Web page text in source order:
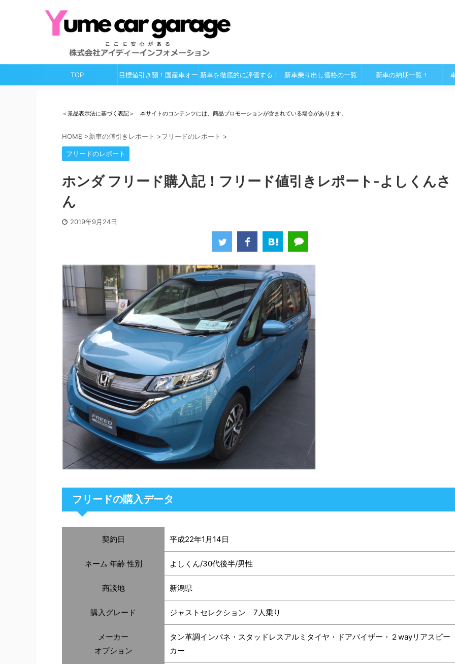
TOP 目標値引き額！国産車オー 新車を徹底的に評価する！ 新車乗り出し価格の一覧 新車の納期一覧！
＜景品表示法に基づく表記＞ 本サイトのコンテンツには、商品プロモーションが含まれている場合があります。
HOME >新車の値引きレポート >フリードのレポート >
フリードのレポート
ホンダ フリード購入記！フリード値引きレポート-よしくんさ
ん
2019年9月24日
フリードの購入データ
契約日 平成22年1月14日
ネーム 年齢 性別 よしくん/30代後半/男性
商談地 新潟県
購入グレード ジャストセレクション 7人乗り
メーカー
オプション
タン革調インパネ・スタッドレスアルミタイヤ・ドアバイザー・２wayリアスピー
カー